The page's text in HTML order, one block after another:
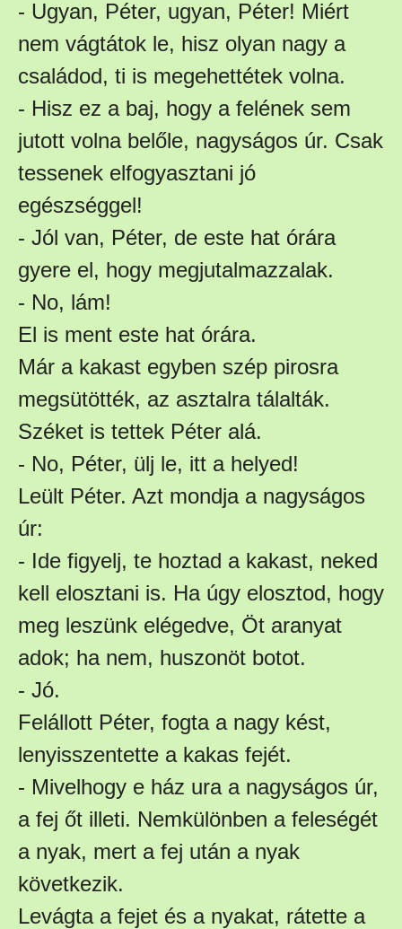
- Ugyan, Péter, ugyan, Péter! Miért
nem vágtátok le, hisz olyan nagy a
családod, ti is megehettétek volna.
- Hisz ez a baj, hogy a felének sem
jutott volna belőle, nagyságos úr. Csak
tessenek elfogyasztani jó
egészséggel!
- Jól van, Péter, de este hat órára
gyere el, hogy megjutalmazzalak.
- No, lám!
El is ment este hat órára.
Már a kakast egyben szép pirosra
megsütötték, az asztalra tálalták.
Széket is tettek Péter alá.
- No, Péter, ülj le, itt a helyed!
Leült Péter. Azt mondja a nagyságos
úr:
- Ide figyelj, te hoztad a kakast, neked
kell elosztani is. Ha úgy elosztod, hogy
meg leszünk elégedve, Öt aranyat
adok; ha nem, huszonöt botot.
- Jó.
Felállott Péter, fogta a nagy kést,
lenyisszentette a kakas fejét.
- Mivelhogy e ház ura a nagyságos úr,
a fej őt illeti. Nemkülönben a feleségét
a nyak, mert a fej után a nyak
következik.
Levágta a fejet és a nyakat, rátette a